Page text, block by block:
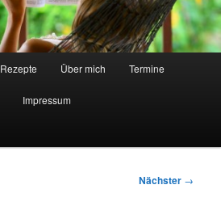
Rezepte Über mich Termine
Impressum
Nächster →